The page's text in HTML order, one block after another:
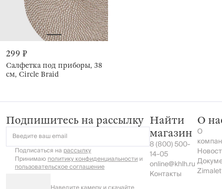
299 ₽
Салфетка под приборы, 38
см, Circle Braid
Подпишитесь на рассылку
Введите ваш email
Подписаться на рассылку
Принимаюполитику конфиденциальностии
пользовательское соглашение
Найти
магазин
8 (800) 500-
14-05
online@khlh.ru
Контакты
О
О